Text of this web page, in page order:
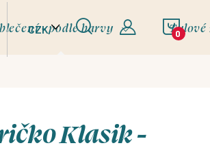
CZK- podle barvy
Klasik -